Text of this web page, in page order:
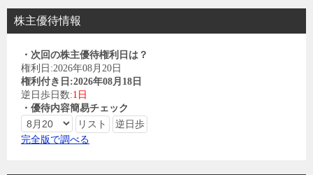
株主優待情報
・次回の株主優待権利日は？
権利日:2026年08月20日
権利付き日:2026年08月18日
逆日歩日数:1日
・優待内容簡易チェック
完全版で調べる